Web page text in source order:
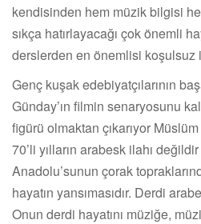
kendisinden hem müzik bilgisi
sıkça hatırlayacağı çok önemli
derslerden en önemlisi koşulsuz
Genç kuşak edebiyatçılarının
Günday’ın filmin senaryosunu
figürü olmaktan çıkarıyor
70’li yılların arabesk ilahı
Anadolu’sunun çorak
hayatın yansımasıdır. Derdi
Onun derdi hayatını müziğe,